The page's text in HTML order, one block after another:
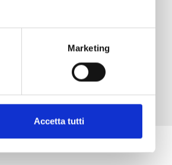
Marketing
Accetta tutti